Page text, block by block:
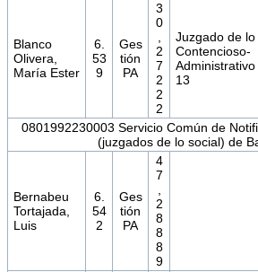
Blanco
Olivera,
María Ester
6.
53
9
Ges
tión
PA
3
0
,
2
7
2
2
2
Juzgado de lo
Contencioso-
Administrativo
13
0801992230003 Servicio Común de
(juzgados de lo social) de
Bernabeu
Tortajada,
Luis
6.
54
2
Ges
tión
PA
4
7
,
2
8
8
8
9